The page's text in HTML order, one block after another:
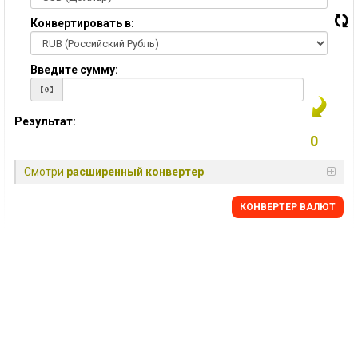
Конвертировать в:
Введите сумму:
Результат:
Смотри расширенный конвертер
КОНВЕРТЕР ВАЛЮТ